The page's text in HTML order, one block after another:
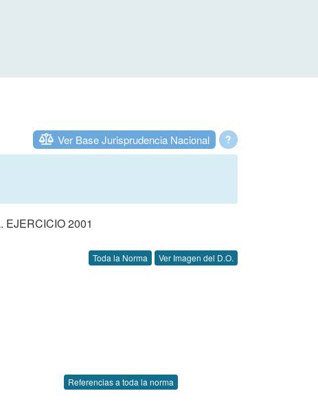
?
Ver Base Jurisprudencia Nacional
2001
Toda la Norma Ver Imagen del D.O.
Referencias a toda la norma